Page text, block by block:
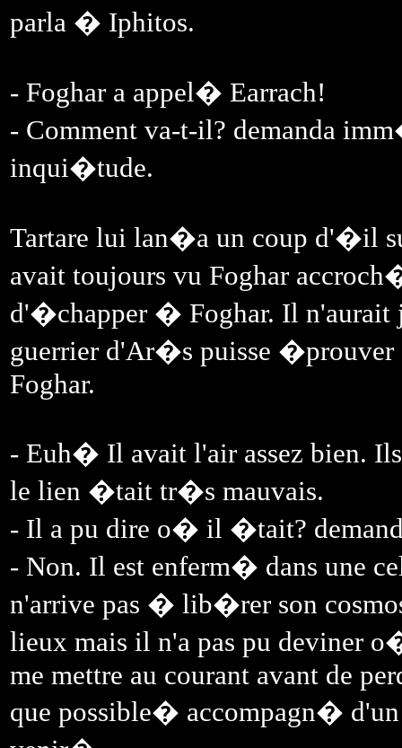
parla � Iphitos.
- Foghar a appel� Earrach!
- Comment va-t-il? demanda
inqui�tude.
Tartare lui lan�a un coup d'�il
avait toujours vu Foghar
d'�chapper � Foghar. Il n'aurait
guerrier d'Ar�s puisse �prouver
Foghar.
- Euh� Il avait l'air assez bien.
le lien �tait tr�s mauvais.
- Il a pu dire o� il �tait?
- Non. Il est enferm� dans une
n'arrive pas � lib�rer son
lieux mais il n'a pas pu deviner
me mettre au courant avant de
que possible� accompagn�